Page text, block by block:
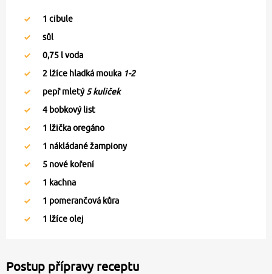
1 cibule
sůl
0,75 l voda
2 lžíce hladká mouka 1-2
pepř mletý5 kuliček
4 bobkový list
1 lžička oregáno
1 nákládané žampiony
5 nové koření
1 kachna
1 pomerančová kůra
1 lžíce olej
Postup přípravy receptu